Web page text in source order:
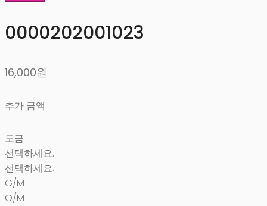
0000202001023
16,000원
추가 금액
도금
선택하세요.
선택하세요.
G/M
O/M